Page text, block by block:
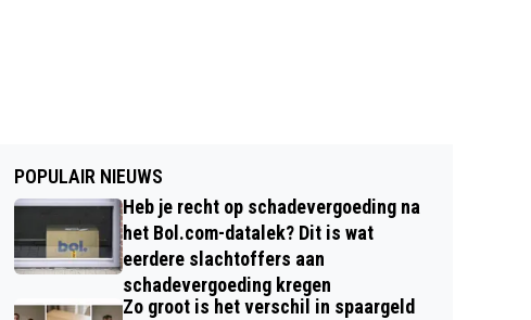
POPULAIR NIEUWS
Heb je recht op schadevergoeding na
het Bol.com-datalek? Dit is wat
eerdere slachtoffers aan
schadevergoeding kregen
Zo groot is het verschil in spaargeld